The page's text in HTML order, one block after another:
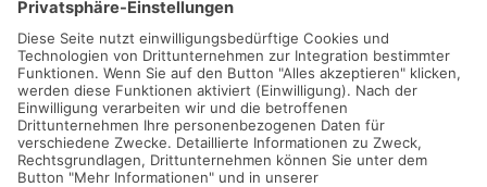
Navigation
Immobilien Aktuelles
Für Eigentümer Kontakt
Referenzen Impressum